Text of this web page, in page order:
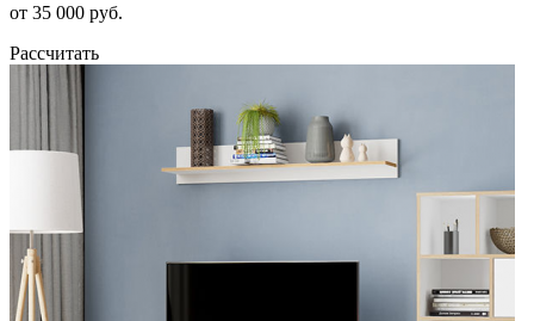
от 35 000 руб.
Рассчитать